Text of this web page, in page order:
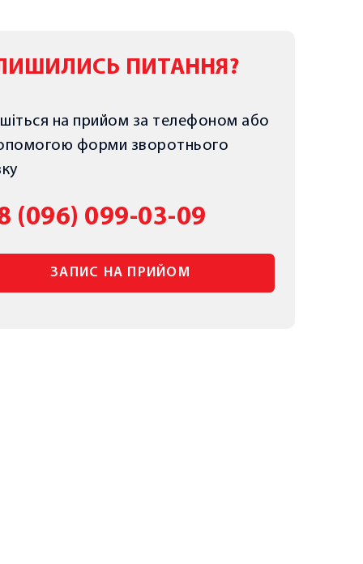
ПИТАННЯ?
на прийом за телефоном або
форми зворотнього
(096) 099-03-09
ЗАПИС НА ПРИЙОМ